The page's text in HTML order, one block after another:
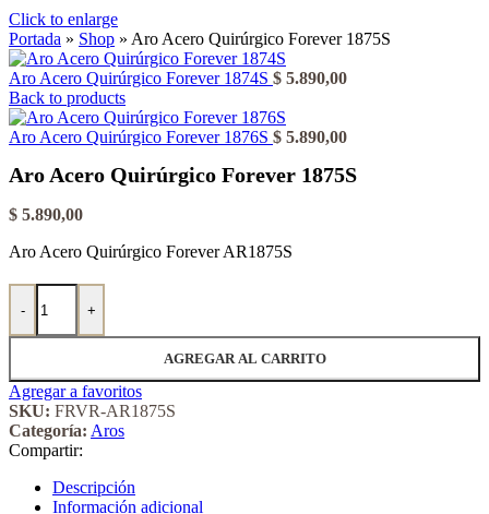
Click to enlarge
Portada » Shop » Aro Acero Quirúrgico Forever 1875S
Aro Acero Quirúrgico Forever 1874S $ 5.890,00
Back to products
Aro Acero Quirúrgico Forever 1876S $ 5.890,00
Aro Acero Quirúrgico Forever 1875S
$ 5.890,00
Aro Acero Quirúrgico Forever AR1875S
-
Aro Acero Quirúrgico Forever 1875S cantidad
+
AGREGAR AL CARRITO
Agregar a favoritos
SKU: FRVR-AR1875S
Categoría: Aros
Compartir:
Descripción
Información adicional